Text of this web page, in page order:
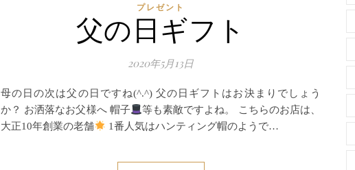
プレゼント
父の日ギフト
2020年5月13日
母の日の次は父の日ですね(^.^) 父の日ギフトはお決まりでしょう
か？ お洒落なお父様へ 帽子
等も素敵ですよね。 こちらのお店は、
大正10年創業の老舗
1番人気はハンティング帽のようで…